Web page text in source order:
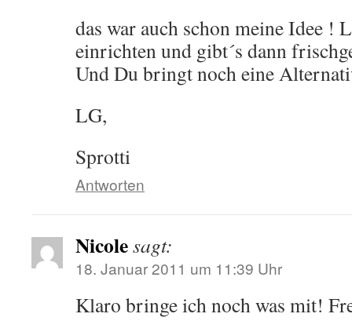
das war auch schon meine Idee !
einrichten und gibt´s dann
Und Du bringt noch eine
LG,
Sprotti
Antworten
Nicolesagt:
18. Januar 2011 um 11:39 Uhr
Klaro bringe ich noch was mit!